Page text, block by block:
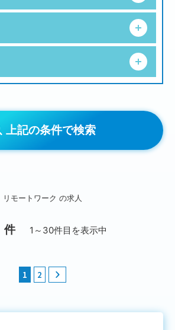
上記の条件で検索
リモートワーク の求人
件 1～30件目を表示中
1 2